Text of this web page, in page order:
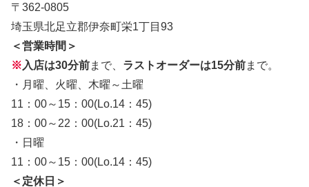
〒362-0805
埼玉県北足立郡伊奈町栄1丁目93
＜営業時間＞
※ 入店は30分前まで、 ラストオーダーは15分前まで。
・月曜、火曜、木曜～土曜
11：00～15：00(Lo.14：45)
18：00～22：00(Lo.21：45)
・日曜
11：00～15：00(Lo.14：45)
＜定休日＞